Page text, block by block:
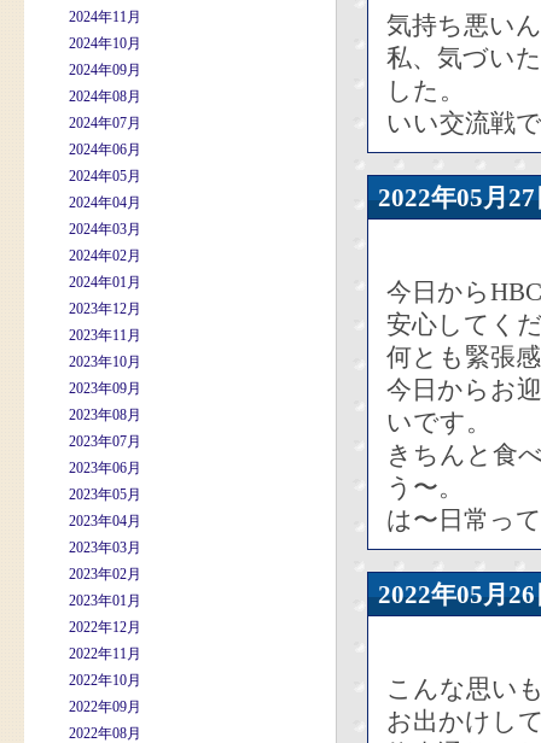
2024年11月
2024年10月
2024年09月
2024年08月
2024年07月
2024年06月
2024年05月
2024年04月
2024年03月
2024年02月
2024年01月
2023年12月
2023年11月
2023年10月
2023年09月
2023年08月
2023年07月
2023年06月
2023年05月
2023年04月
2023年03月
2023年02月
2023年01月
2022年12月
2022年11月
2022年10月
2022年09月
2022年08月
気持ち悪い
私、気づい
した。
いい交流戦
2022年05
今日から
安心してく
何とも緊張
今日からお
いです。
きちんと食
う〜。
は〜日常っ
2022年05
こんな思い
お出かけし